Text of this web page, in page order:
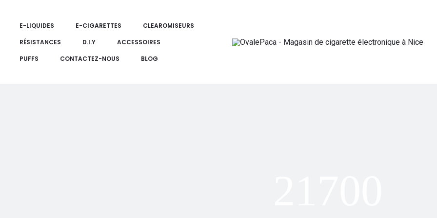
E-LIQUIDES E-CIGARETTES
CLEAROMISEURS
RÉSISTANCES
D.I.Y
ACCESSOIRES
PUFFS
CONTACTEZ-NOUS BLOG